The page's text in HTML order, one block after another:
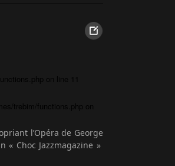
on line
trebim/functions.php
on
l’Opéra de George
« Choc Jazzmagazine »